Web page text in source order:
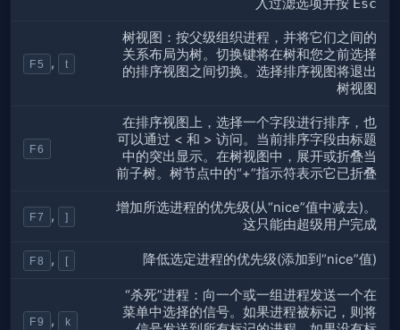
入过滤选项并按 Esc
F5 , t
树视图：按父级组织进程，并将它们之间的
关系布局为树。切换键将在树和您之前选择
的排序视图之间切换。选择排序视图将退出
树视图
F6
在排序视图上，选择一个字段进行排序，也
可以通过 < 和 > 访问。当前排序字段由标题
中的突出显示。在树视图中，展开或折叠当
前子树。树节点中的“+”指示符表示它已折叠
F7 , ]
增加所选进程的优先级(从“nice”值中减去)。
这只能由超级用户完成
F8 , [ 降低选定进程的优先级(添加到“nice”值)
F9 , k
“杀死”进程：向一个或一组进程发送一个在
菜单中选择的信号。如果进程被标记，则将